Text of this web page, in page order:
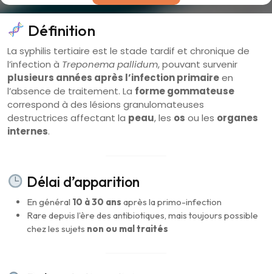
Button
Définition
La syphilis tertiaire est le stade tardif et chronique de
l’infection à Treponema pallidum, pouvant survenir
plusieurs années après l’infection primaireen
l’absence de traitement. La forme gommateuse
correspond à des lésions granulomateuses
destructrices affectant la peau, les os ou les organes
internes.
Délai d’apparition
En général 10 à 30 ans après la primo-infection
Rare depuis l’ère des antibiotiques, mais toujours possible
chez les sujets non ou mal traités